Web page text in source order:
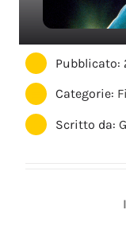
Pubblicato:
Categorie:
Scritto da: